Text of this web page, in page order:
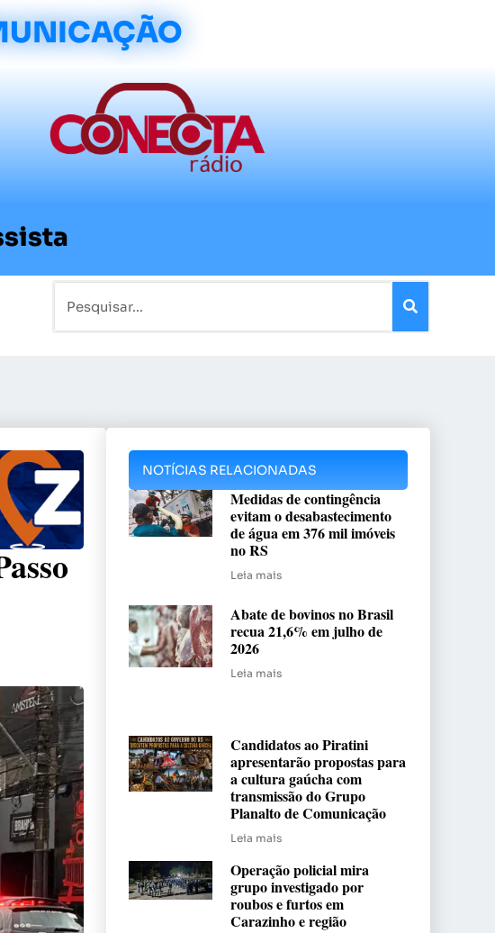
NOTÍCIAS RELACIONADAS
Medidas de contingência
evitam o desabastecimento
de água em 376 mil imóveis
no RS
Leia mais
Abate de bovinos no Brasil
recua 21,6% em julho de
2026
Leia mais
Candidatos ao Piratini
apresentarão propostas para
a cultura gaúcha com
transmissão do Grupo
Planalto de Comunicação
Leia mais
Operação policial mira
grupo investigado por
roubos e furtos em
Carazinho e região